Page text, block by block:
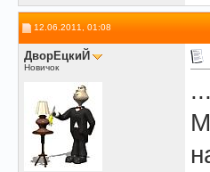
12.06.2011, 01:08
ДворЕцкиЙ
Новичок
...